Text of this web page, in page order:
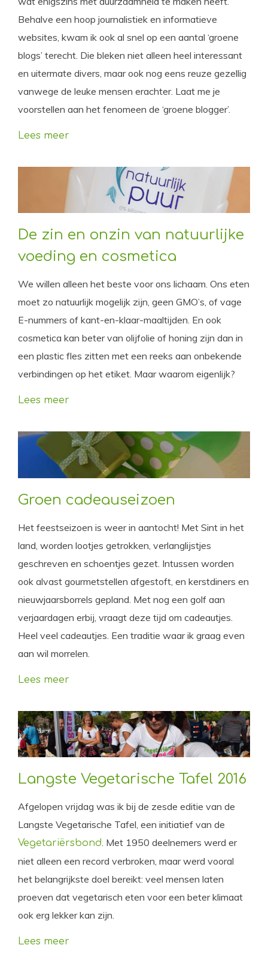
Behalve een hoop journalistiek en informatieve
websites, kwam ik ook al snel op een aantal ‘groene
blogs’ terecht. Die bleken niet alleen heel interessant
en uitermate divers, maar ook nog eens reuze gezellig
vanwege de leuke mensen erachter. Laat me je
voorstellen aan het fenomeen de ‘groene blogger’.
Lees meer
De zin en onzin van natuurlijke
voeding en cosmetica
We willen alleen het beste voor ons lichaam. Ons eten
moet zo natuurlijk mogelijk zijn, geen GMO’s, of vage
E-nummers of kant-en-klaar-maaltijden. En ook
cosmetica kan beter van olijfolie of honing zijn dan in
een plastic fles zitten met een reeks aan onbekende
verbindingen op het etiket. Maar waarom eigenlijk?
Lees meer
Groen cadeauseizoen
Het feestseizoen is weer in aantocht! Met Sint in het
land, worden lootjes getrokken, verlanglijstjes
geschreven en schoentjes gezet. Intussen worden
ook alvast gourmetstellen afgestoft, en kerstdiners en
nieuwjaarsborrels gepland. Met nog een golf aan
verjaardagen erbij, vraagt deze tijd om cadeautjes.
Heel veel cadeautjes. Een traditie waar ik graag even
aan wil morrelen.
Lees meer
Langste Vegetarische Tafel 2016
Afgelopen vrijdag was ik bij de zesde editie van de
Langste Vegetarische Tafel, een initiatief van de
Vegetariërsbond. Met 1950 deelnemers werd er
niet alleen een record verbroken, maar werd vooral
het belangrijkste doel bereikt: veel mensen laten
proeven dat vegetarisch eten voor een beter klimaat
ook erg lekker kan zijn.
Lees meer